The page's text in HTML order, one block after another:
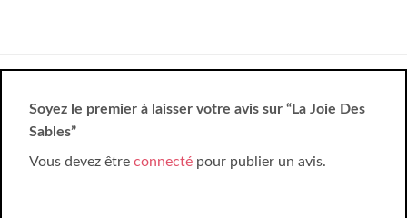
Soyez le premier à laisser votre avis sur “La Joie Des
Sables”
Vous devez être connecté pour publier un avis.